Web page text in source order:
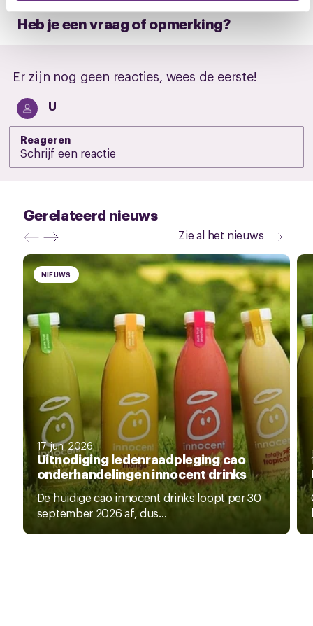
intrekken via de
cookieverklaring
of door te klikken op
het ronde cookie-instellingenicoontje linksonder op de
Heb je een vraag of opmerking?
Er zijn nog geen reacties, wees de eerste!
U
Reageren
Gerelateerd nieuws
Zie al het nieuws
NIEUWS
17 juni 2026
Uitnodiging ledenraadpleging cao
onderhandelingen innocent drinks
De huidige cao innocent drinks loopt per 30
september 2026 af, dus...